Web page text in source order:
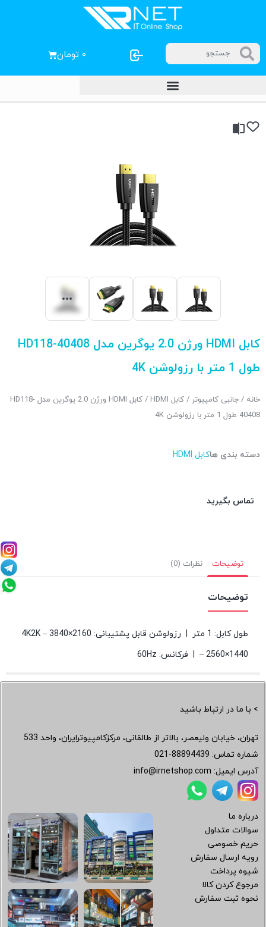
۰ تومان
کابل HDMI ورژن 2.0 یوگرین مدل HD118-40408
طول 1 متر با رزولوشن 4K
خانه / جانبی کامپیوتر / کابل HDMI
/ کابل HDMI ورژن 2.0 یوگرین مدل HD118-
40408 طول 1 متر با رزولوشن 4K
دسته بندی هاکابل HDMI
تماس بگیرید
توضیحات نظرات (0)
توضیحات
طول کابل: 1 متر | رزولوشن قابل پشتیبانی: 4K2K – 3840×2160
– 2560×1440 | فرکانس: 60Hz
> با ما در ارتباط باشید
تهران، خیابان ولیعصر، بالاتر از طالقانی، مرکزکامپیوترایران، واحد 533
شماره تماس: 021-88894439
آدرس ایمیل: info@irnetshop.com
درباره ما
سوالات متداول
حریم خصوصی
رویه ارسال سفارش
شیوه پرداخت
مرجوع کردن کالا
نحوه ثبت سفارش